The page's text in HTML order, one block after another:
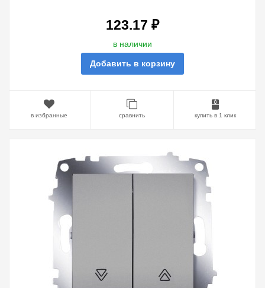
123.17 ₽
в наличии
Добавить в корзину
в избранные сравнить купить в 1 клик